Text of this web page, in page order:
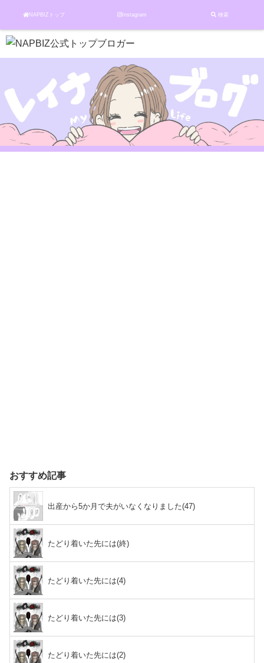
NAPBIZトップ Instagram 検索
おすすめ記事
出産から5か月で夫がいなくなりました(47)
たどり着いた先には(終)
たどり着いた先には(4)
たどり着いた先には(3)
たどり着いた先には(2)